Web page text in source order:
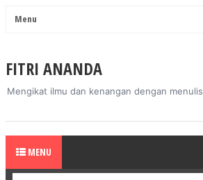
FITRI ANANDA
Mengikat ilmu dan kenangan dengan menulis
MENU